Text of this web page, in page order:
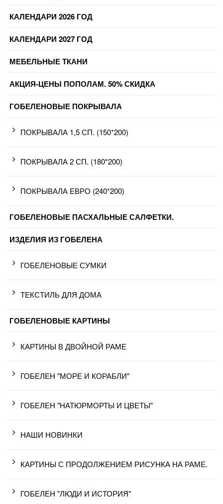
КАЛЕНДАРИ 2026 ГОД
КАЛЕНДАРИ 2027 ГОД
МЕБЕЛЬНЫЕ ТКАНИ
АКЦИЯ-ЦЕНЫ ПОПОЛАМ. 50% СКИДКА
ГОБЕЛЕНОВЫЕ ПОКРЫВАЛА
ПОКРЫВАЛА 1,5 СП. (150*200)
ПОКРЫВАЛА 2 СП. (180*200)
ПОКРЫВАЛА ЕВРО (240*200)
ГОБЕЛЕНОВЫЕ ПАСХАЛЬНЫЕ САЛФЕТКИ.
ИЗДЕЛИЯ ИЗ ГОБЕЛЕНА
ГОБЕЛЕНОВЫЕ СУМКИ
ТЕКСТИЛЬ ДЛЯ ДОМА
ГОБЕЛЕНОВЫЕ КАРТИНЫ
КАРТИНЫ В ДВОЙНОЙ РАМЕ
ГОБЕЛЕН "МОРЕ И КОРАБЛИ"
ГОБЕЛЕН "НАТЮРМОРТЫ И ЦВЕТЫ"
НАШИ НОВИНКИ
КАРТИНЫ С ПРОДОЛЖЕНИЕМ РИСУНКА НА РАМЕ.
ГОБЕЛЕН "ЛЮДИ И ИСТОРИЯ"